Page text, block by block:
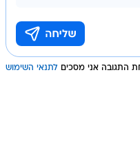
התגובה אני מסכים לתנאי השימוש